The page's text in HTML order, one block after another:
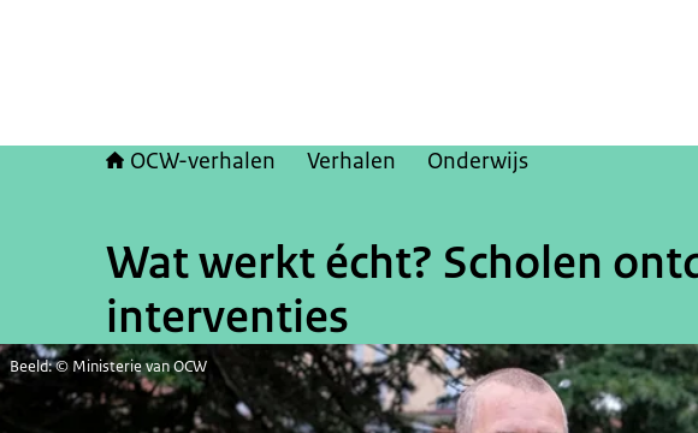
OCW-verhalen Verhalen Onderwijs
Wat werkt écht? Scholen
interventies
Beeld: © Ministerie van OCW